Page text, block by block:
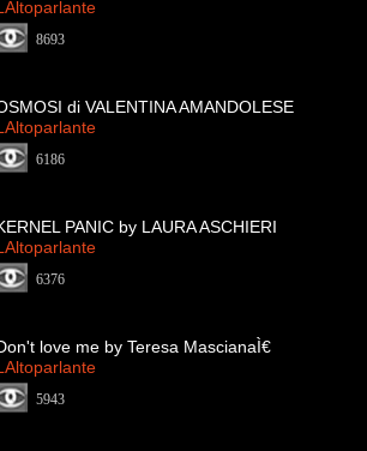
8693
di VALENTINA AMANDOLESE
6186
PANIC by LAURA ASCHIERI
6376
love me by Teresa MascianaÌ€
5943